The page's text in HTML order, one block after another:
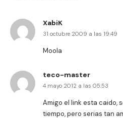
XabiK
31 octubre 2009 a las 19:49
Moola
teco-master
4 mayo 2012 a las 05:53
Amigo el link esta caido,
tiempo, pero serias tan